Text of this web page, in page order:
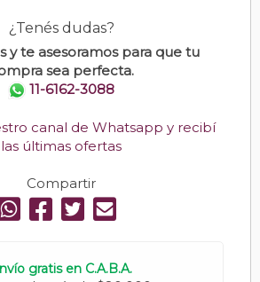
¿Tenés dudas?
y te asesoramos para que tu
sea perfecta.
11-6162-3088
canal de Whatsapp y recibí
las últimas ofertas
Compartir
gratis en C.A.B.A.